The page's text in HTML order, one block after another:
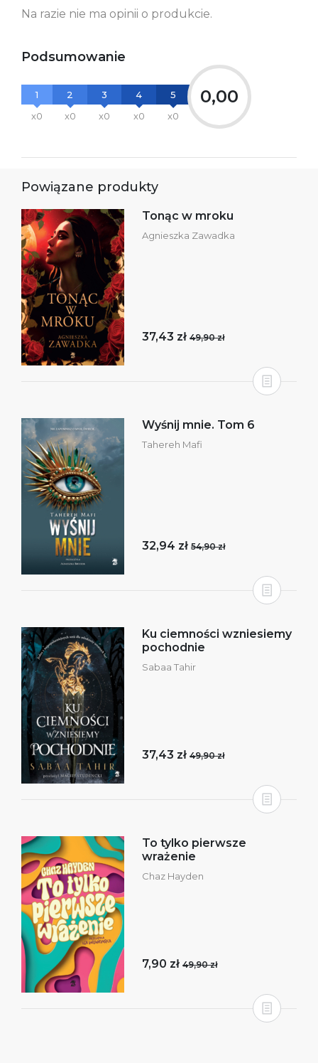
Na razie nie ma opinii o produkcie.
Podsumowanie
1
x0
2
x0
3
x0
4
x0
5
x0
0,00
Powiązane produkty
Tonąc w mroku
Agnieszka Zawadka
37,43 zł 49,90 zł
Wyśnij mnie. Tom 6
Tahereh Mafi
32,94 zł 54,90 zł
Ku ciemności wzniesiemy
pochodnie
Sabaa Tahir
37,43 zł 49,90 zł
To tylko pierwsze
wrażenie
Chaz Hayden
7,90 zł 49,90 zł